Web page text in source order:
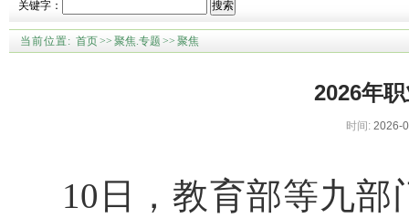
关键字： 搜索
当前位置: 首页>> 聚焦.专题 >> 聚焦
2026年
时间: 2026-
10日，教育部等九部